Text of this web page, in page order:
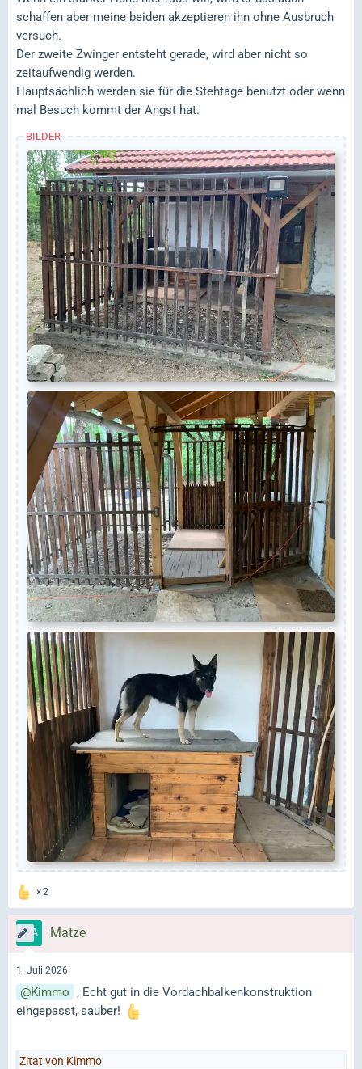
schaffen aber meine beiden akzeptieren ihn ohne Ausbruch
versuch.
Der zweite Zwinger entsteht gerade, wird aber nicht so
zeitaufwendig werden.
Hauptsächlich werden sie für die Stehtage benutzt oder wenn
mal Besuch kommt der Angst hat.
BILDER
2
Matze
1. Juli 2026
Kimmo
; Echt gut in die Vordachbalkenkonstruktion
eingepasst, sauber!
Zitat von Kimmo